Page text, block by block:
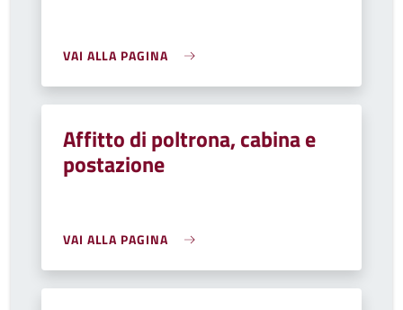
VAI ALLA PAGINA
Affitto di poltrona, cabina e
postazione
VAI ALLA PAGINA